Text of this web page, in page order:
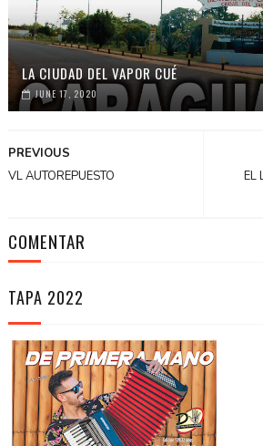
LA CIUDAD DEL VAPOR CUÉ
JUNE 17, 2020
EL
PREVIOUS
VL AUTOREPUESTO
COMENTAR
TAPA 2022